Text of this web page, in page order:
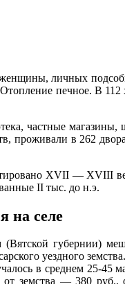
личных
печное. В 112
частные
проживали в 262
XVII — XVIII
II тыс. до н.э.
на селе
(Вятской
уездного
в среднем 25-
земства — 380